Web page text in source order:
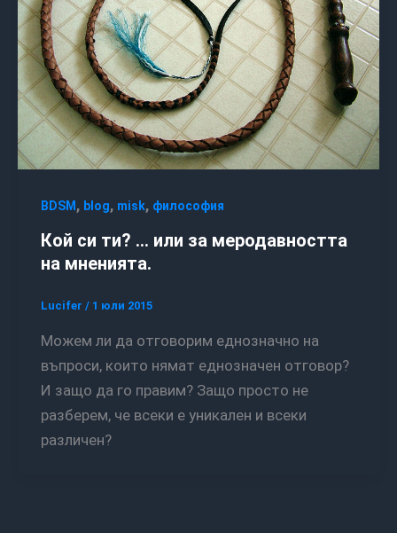
BDSM, blog, misk, философия
Кой си ти? … или за меродавността
на мненията.
Lucifer / 1 юли 2015
Можем ли да отговорим еднозначно на
въпроси, които нямат еднозначен отговор?
И защо да го правим? Защо просто не
разберем, че всеки е уникален и всеки
различен?